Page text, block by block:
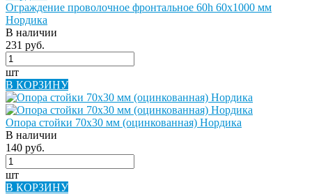
Ограждение проволочное фронтальное 60h 60х1000 мм
Нордика
В наличии
231 руб.
шт
В КОРЗИНУ
Опора стойки 70х30 мм (оцинкованная) Нордика
В наличии
140 руб.
шт
В КОРЗИНУ